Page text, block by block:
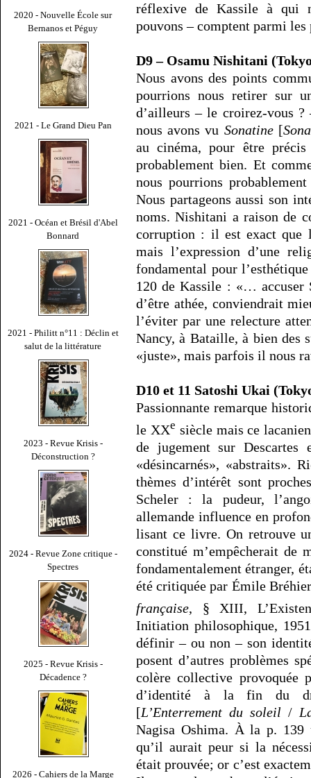
2020 - Nouvelle École sur
Bernanos et Péguy
2021 - Le Grand Dieu Pan
2021 - Océan et Brésil d'Abel
Bonnard
2021 - Philitt n°11 : Déclin et
salut de la littérature
2023 - Revue Krisis -
Déconstruction ?
2024 - Revue Zone critique -
Spectres
2025 - Revue Krisis -
Décadence ?
2026 - Cahiers de la Marge
réflexive de Kassile à qui
pouvons – comptent parmi
D9 – Osamu Nishitani
Nous avons des points
pourrions nous retirer sur
d’ailleurs – le croirez-vous ?
nous avons vu Sonatine[
au cinéma, pour être
probablement bien. Et
nous pourrions
Nous partageons aussi son
noms. Nishitani a raison de
corruption : il est exact que
mais l’expression d’une
fondamental pour
120 de Kassile : «… accuser
d’être athée, conviendrait
l’éviter par une relecture
Nancy, à Bataille, à bien des
«juste», mais parfois il nous
D10 et 11 Satoshi Ukai
Passionnante remarque
le XXe siècle mais ce
de jugement sur Descartes
«désincarnés», «abstraits».
thèmes d’intérêt sont
Scheler : la pudeur,
allemande influence en
lisant ce livre. On retrouve
constitué m’empêcherait
fondamentalement étranger,
été critiquée par Émile
française, § XIII,
Initiation philosophique,
définir – ou non – son
posent d’autres problèmes
colère collective provoquée
d’identité à la fin du
[L’Enterrement du soleil /
Nagisa Oshima. À la p. 139
qu’il aurait peur si la
était prouvée; or c’est